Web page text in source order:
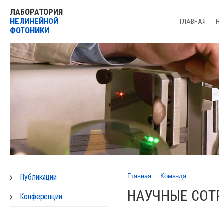
ЛАБОРАТОРИЯ
НЕЛИНЕЙНОЙ
ФОТОНИКИ
ГЛАВНАЯ
Публикации
Конференции
Главная Команда
НАУЧНЫЕ